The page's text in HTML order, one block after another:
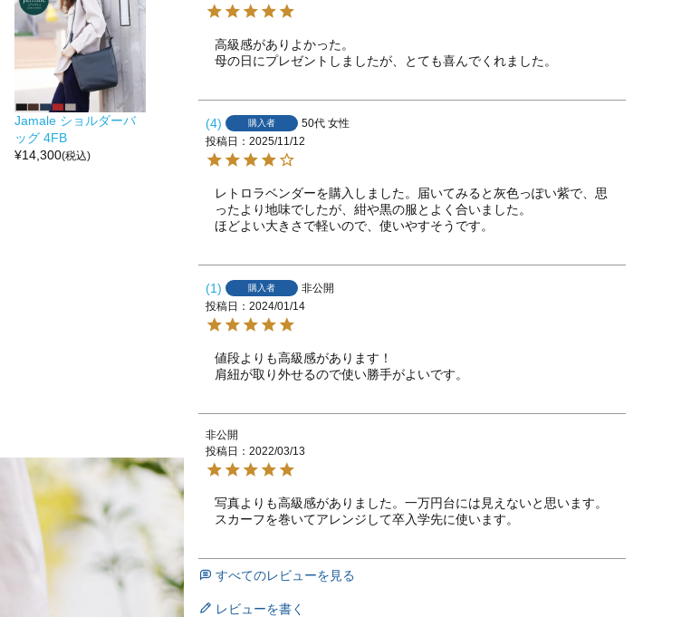
Jamale ショルダーバ
ッグ 4FB
¥14,300(税込)
高級感がありよかった。
母の日にプレゼントしましたが、とても喜んでくれました。
4 購入者 50代 女性
投稿日
2025/11/12
レトロラベンダーを購入しました。届いてみると灰色っぽい紫で、思
ったより地味でしたが、紺や黒の服とよく合いました。
ほどよい大きさで軽いので、使いやすそうです。
1 購入者
非公開
投稿日
2024/01/14
値段よりも高級感があります！
肩紐が取り外せるので使い勝手がよいです。
非公開
投稿日
2022/03/13
写真よりも高級感がありました。一万円台には見えないと思います。
スカーフを巻いてアレンジして卒入学先に使います。
すべてのレビューを見る
レビューを書く